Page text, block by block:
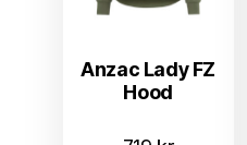
Anzac Lady FZ
Hood